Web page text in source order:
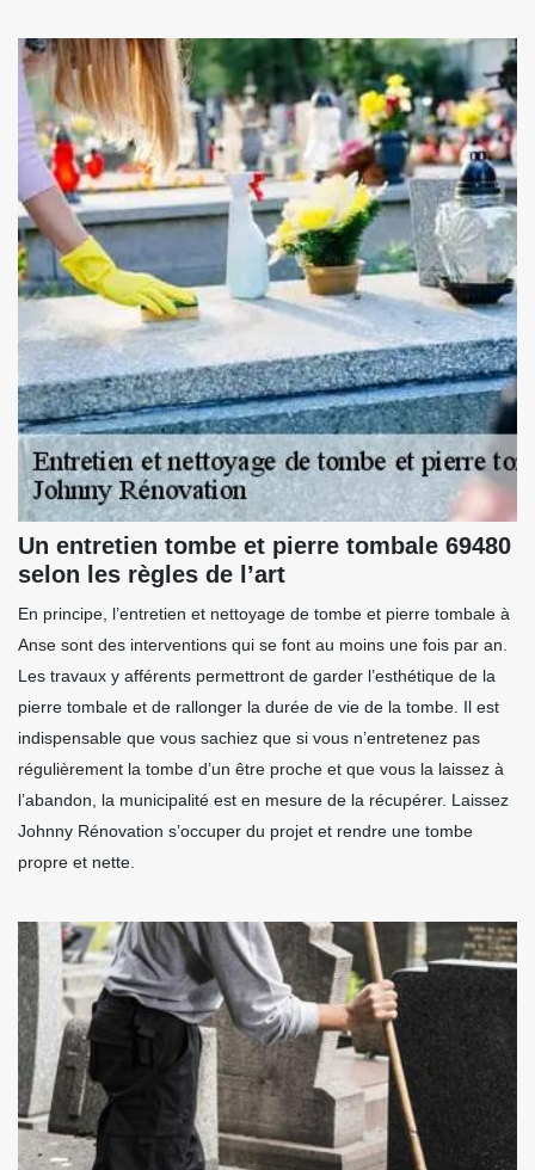
Un entretien tombe et pierre tombale 69480
selon les règles de l’art
En principe, l’entretien et nettoyage de tombe et pierre tombale à
Anse sont des interventions qui se font au moins une fois par an.
Les travaux y afférents permettront de garder l’esthétique de la
pierre tombale et de rallonger la durée de vie de la tombe. Il est
indispensable que vous sachiez que si vous n’entretenez pas
régulièrement la tombe d’un être proche et que vous la laissez à
l’abandon, la municipalité est en mesure de la récupérer. Laissez
Johnny Rénovation s’occuper du projet et rendre une tombe
propre et nette.